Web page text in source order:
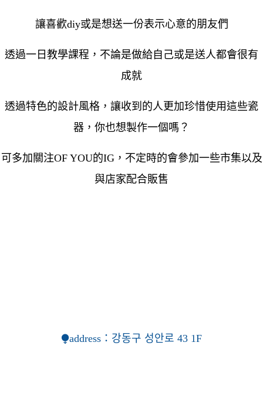
讓喜歡diy或是想送一份表示心意的朋友們
透過一日教學課程，不論是做給自己或是送人都會很有
成就
透過特色的設計風格，讓收到的人更加珍惜使用這些瓷
器，你也想製作一個嗎？
可多加關注OF YOU的IG，不定時的會參加一些市集以及
與店家配合販售
⧭address： 강동구 성안로 43 1F